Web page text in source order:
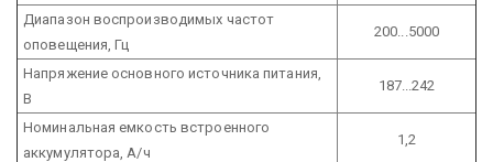
Диапазон воспроизводимых частот
оповещения, Гц
200...5000
Напряжение основного источника питания,
В
187...242
Номинальная емкость встроенного
аккумулятора, А/ч
1,2